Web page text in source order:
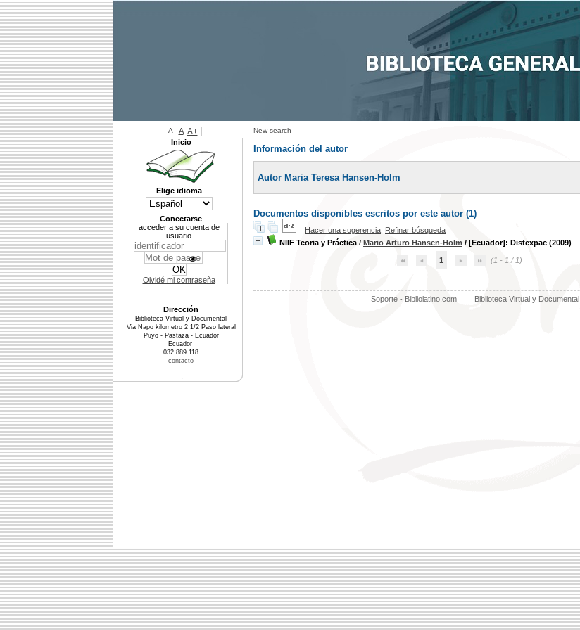
New search
Información del autor
Autor Maria Teresa Hansen-Holm
Documentos disponibles escritos por este autor (1)
Hacer una sugerencia Refinar búsqueda
NIIF Teoria y Práctica / Mario Arturo Hansen-Holm / [Ecuador]: Distexpac (2009)
1 (1 - 1 / 1)
Soporte - Bibliolatino.com Biblioteca Virtual y Documental
A- A A+
Inicio
Elige idioma
Conectarse
acceder a su cuenta de
usuario
Olvidé mi contraseña
Dirección
Biblioteca Virtual y Documental
Via Napo kilometro 2 1/2 Paso lateral
Puyo - Pastaza - Ecuador
Ecuador
032 889 118
contacto